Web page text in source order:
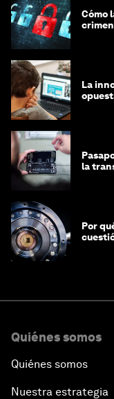
Cómo
La
la
Por
Quiénes somos
Quiénes somos
Nuestra estrategia